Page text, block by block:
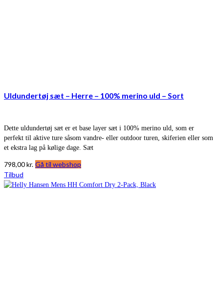
Uldundertøj sæt – Herre – 100% merino uld – Sort
Dette uldundertøj sæt er et base layer sæt i 100% merino uld, som er
perfekt til aktive ture såsom vandre- eller outdoor turen, skiferien eller som
et ekstra lag på kølige dage. Sæt
798,00kr. Gå til webshop
Tilbud